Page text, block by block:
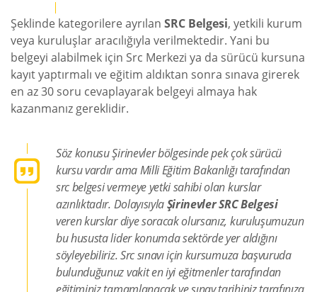
Şeklinde kategorilere ayrılan SRC Belgesi, yetkili kurum
veya kuruluşlar aracılığıyla verilmektedir. Yani bu
belgeyi alabilmek için Src Merkezi ya da sürücü kursuna
kayıt yaptırmalı ve eğitim aldıktan sonra sınava girerek
en az 30 soru cevaplayarak belgeyi almaya hak
kazanmanız gereklidir.
Söz konusu Şirinevler bölgesinde pek çok sürücü
kursu vardır ama Milli Eğitim Bakanlığı tarafından
src belgesi vermeye yetki sahibi olan kurslar
azınlıktadır. DolayısıylaŞirinevler SRC Belgesi
veren kurslar diye soracak olursanız, kuruluşumuzun
bu hususta lider konumda sektörde yer aldığını
söyleyebiliriz. Src sınavı için kursumuza başvuruda
bulunduğunuz vakit en iyi eğitmenler tarafından